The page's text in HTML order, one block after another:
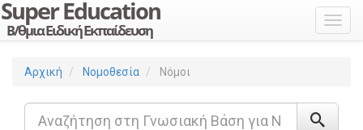
Αρχική Νομοθεσία Νόμοι